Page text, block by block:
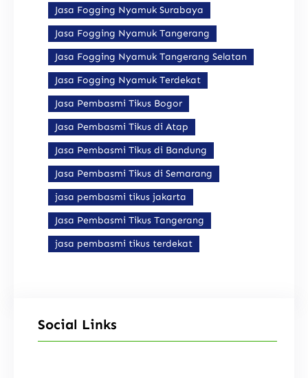
Jasa Fogging Nyamuk Surabaya
Jasa Fogging Nyamuk Tangerang
Jasa Fogging Nyamuk Tangerang Selatan
Jasa Fogging Nyamuk Terdekat
Jasa Pembasmi Tikus Bogor
Jasa Pembasmi Tikus di Atap
Jasa Pembasmi Tikus di Bandung
Jasa Pembasmi Tikus di Semarang
jasa pembasmi tikus jakarta
Jasa Pembasmi Tikus Tangerang
jasa pembasmi tikus terdekat
Social Links